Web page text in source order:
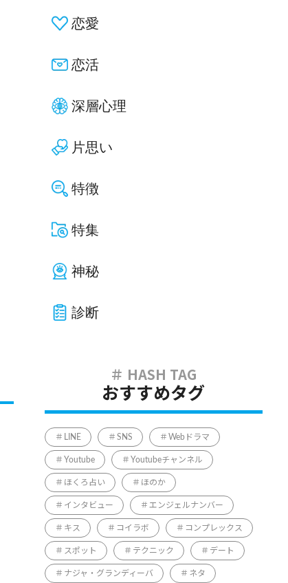
恋愛
恋活
深層心理
片思い
特徴
特集
神秘
診断
おすすめタグ
LINE SNS Webドラマ
Youtube Youtubeチャンネル
ほくろ占い ほのか
インタビュー エンジェルナンバー
キス コイラボ コンプレックス
スポット テクニック デート
ナジャ・グランディーバ ネタ